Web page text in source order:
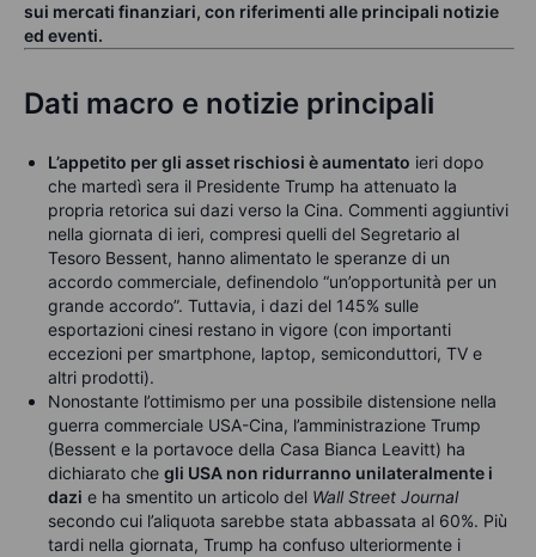
sui mercati finanziari, con riferimenti alle principali notizie
ed eventi.
Dati macro e notizie principali
L’appetito per gli asset rischiosi è aumentato ieri dopo
che martedì sera il Presidente Trump ha attenuato la
propria retorica sui dazi verso la Cina. Commenti aggiuntivi
nella giornata di ieri, compresi quelli del Segretario al
Tesoro Bessent, hanno alimentato le speranze di un
accordo commerciale, definendolo “un’opportunità per un
grande accordo”. Tuttavia, i dazi del 145% sulle
esportazioni cinesi restano in vigore (con importanti
eccezioni per smartphone, laptop, semiconduttori, TV e
altri prodotti).
Nonostante l’ottimismo per una possibile distensione nella
guerra commerciale USA-Cina, l’amministrazione Trump
(Bessent e la portavoce della Casa Bianca Leavitt) ha
dichiarato che gli USA non ridurranno unilateralmente i
dazi e ha smentito un articolo del Wall Street Journal
secondo cui l’aliquota sarebbe stata abbassata al 60%. Più
tardi nella giornata, Trump ha confuso ulteriormente i